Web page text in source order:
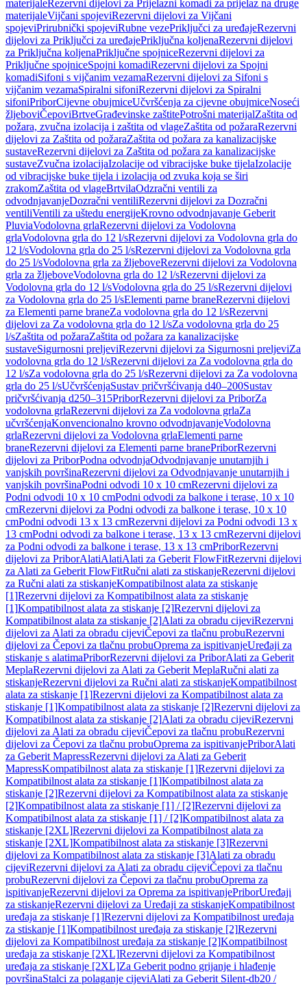
materijaleRezervni dijelovi za Prijelazni komadi za prijelaz na druge
materijaleVijčani spojeviRezervni dijelovi za Vijčani
spojeviPrirubnički spojeviRubne vezePriključci za uređajeRezervni
dijelovi za Priključci za uređajePriključna koljenaRezervni dijelovi
za Priključna koljenaPriključne spojniceRezervni dijelovi za
Priključne spojniceSpojni komadiRezervni dijelovi za Spojni
komadiSifoni s vijčanim vezamaRezervni dijelovi za Sifoni s
vijčanim vezamaSpiralni sifoniRezervni dijelovi za Spiralni
sifoniPriborCijevne obujmiceUčvršćenja za cijevne obujmiceNoseći
žljeboviČepoviBrtveGrađevinske zaštitePotrošni materijalZaštita od
požara, zvučna izolacija i zaštita od vlageZaštita od požaraRezervni
dijelovi za Zaštita od požaraZaštita od požara za kanalizacijske
sustaveRezervni dijelovi za Zaštita od požara za kanalizacijske
sustaveZvučna izolacijaIzolacije od vibracijske buke tijelaIzolacije
od vibracijske buke tijela i izolacija od zvuka koja se širi
zrakomZaštita od vlageBrtvilaOdzračni ventili za
odvodnjavanjeDozračni ventiliRezervni dijelovi za Dozračni
ventiliVentili za uštedu energijeKrovno odvodnjavanje Geberit
PluviaVodolovna grlaRezervni dijelovi za Vodolovna
grlaVodolovna grla do 12 l/sRezervni dijelovi za Vodolovna grla do
12 l/sVodolovna grla do 25 l/sRezervni dijelovi za Vodolovna grla
do 25 l/sVodolovna grla za žljeboveRezervni dijelovi za Vodolovna
grla za žljeboveVodolovna grla do 12 l/sRezervni dijelovi za
Vodolovna grla do 12 l/sVodolovna grla do 25 l/sRezervni dijelovi
za Vodolovna grla do 25 l/sElementi parne braneRezervni dijelovi
za Elementi parne braneZa vodolovna grla do 12 l/sRezervni
dijelovi za Za vodolovna grla do 12 l/sZa vodolovna grla do 25
l/sZaštita od požaraZaštita od požara za kanalizacijske
sustaveSigurnosni preljeviRezervni dijelovi za Sigurnosni preljeviZa
vodolovna grla do 12 l/sRezervni dijelovi za Za vodolovna grla do
12 l/sZa vodolovna grla do 25 l/sRezervni dijelovi za Za vodolovna
grla do 25 l/sUčvršćenjaSustav pričvršćivanja d40–200Sustav
pričvršćivanja d250–315PriborRezervni dijelovi za PriborZa
vodolovna grlaRezervni dijelovi za Za vodolovna grlaZa
učvršćenjaKonvencionalno krovno odvodnjavanjeVodolovna
grlaRezervni dijelovi za Vodolovna grlaElementi parne
braneRezervni dijelovi za Elementi parne branePriborRezervni
dijelovi za PriborPodna odvodnjaOdvodnjavanje unutarnjih i
vanjskih površinaRezervni dijelovi za Odvodnjavanje unutarnjih i
vanjskih površinaPodni odvodi 10 x 10 cmRezervni dijelovi za
Podni odvodi 10 x 10 cmPodni odvodi za balkone i terase, 10 x 10
cmRezervni dijelovi za Podni odvodi za balkone i terase, 10 x 10
cmPodni odvodi 13 x 13 cmRezervni dijelovi za Podni odvodi 13 x
13 cmPodni odvodi za balkone i terase, 13 x 13 cmRezervni dijelovi
za Podni odvodi za balkone i terase, 13 x 13 cmPriborRezervni
dijelovi za PriborAlatiAlatiAlati za Geberit FlowFitRezervni dijelovi
za Alati za Geberit FlowFitRučni alati za stiskanjeRezervni dijelovi
za Ručni alati za stiskanjeKompatibilnost alata za stiskanje
[1]Rezervni dijelovi za Kompatibilnost alata za stiskanje
[1]Kompatibilnost alata za stiskanje [2]Rezervni dijelovi za
Kompatibilnost alata za stiskanje [2]Alati za obradu cijeviRezervni
dijelovi za Alati za obradu cijeviČepovi za tlačnu probuRezervni
dijelovi za Čepovi za tlačnu probuOprema za ispitivanjeUređaji za
stiskanje s alatimaPriborRezervni dijelovi za PriborAlati za Geberit
MeplaRezervni dijelovi za Alati za Geberit MeplaRučni alati za
stiskanjeRezervni dijelovi za Ručni alati za stiskanjeKompatibilnost
alata za stiskanje [1]Rezervni dijelovi za Kompatibilnost alata za
stiskanje [1]Kompatibilnost alata za stiskanje [2]Rezervni dijelovi za
Kompatibilnost alata za stiskanje [2]Alati za obradu cijeviRezervni
dijelovi za Alati za obradu cijeviČepovi za tlačnu probuRezervni
dijelovi za Čepovi za tlačnu probuOprema za ispitivanjePriborAlati
za Geberit MapressRezervni dijelovi za Alati za Geberit
MapressKompatibilnost alata za stiskanje [1]Rezervni dijelovi za
Kompatibilnost alata za stiskanje [1]Kompatibilnost alata za
stiskanje [2]Rezervni dijelovi za Kompatibilnost alata za stiskanje
[2]Kompatibilnost alata za stiskanje [1] / [2]Rezervni dijelovi za
Kompatibilnost alata za stiskanje [1] / [2]Kompatibilnost alata za
stiskanje [2XL]Rezervni dijelovi za Kompatibilnost alata za
stiskanje [2XL]Kompatibilnost alata za stiskanje [3]Rezervni
dijelovi za Kompatibilnost alata za stiskanje [3]Alati za obradu
cijeviRezervni dijelovi za Alati za obradu cijeviČepovi za tlačnu
probuRezervni dijelovi za Čepovi za tlačnu probuOprema za
ispitivanjeRezervni dijelovi za Oprema za ispitivanjePriborUređaji
za stiskanjeRezervni dijelovi za Uređaji za stiskanjeKompatibilnost
uređaja za stiskanje [1]Rezervni dijelovi za Kompatibilnost uređaja
za stiskanje [1]Kompatibilnost uređaja za stiskanje [2]Rezervni
dijelovi za Kompatibilnost uređaja za stiskanje [2]Kompatibilnost
uređaja za stiskanje [2XL]Rezervni dijelovi za Kompatibilnost
uređaja za stiskanje [2XL]Za Geberit podno grijanje i hlađenje
površinaStalci za polaganje cijeviAlati za Geberit Silent-db20 /